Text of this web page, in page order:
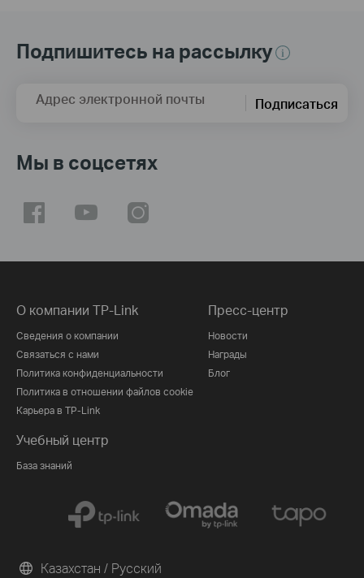
Подпишитесь на рассылку
Адрес электронной почты Подписаться
Мы в соцсетях
О компании TP-Link
Сведения о компании
Связаться с нами
Политика конфиденциальности
Политика в отношении файлов cookie
Карьера в TP-Link
Пресс-центр
Новости
Награды
Блог
Учебный центр
База знаний
Казахстан / Русский